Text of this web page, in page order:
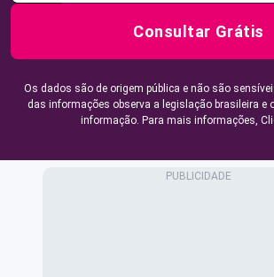
Consultar Grátis
Os dados são de origem pública e não são
das informações observa a legislação brasileira e
informação. Para mais informações,